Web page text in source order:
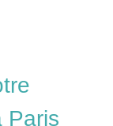
Paris